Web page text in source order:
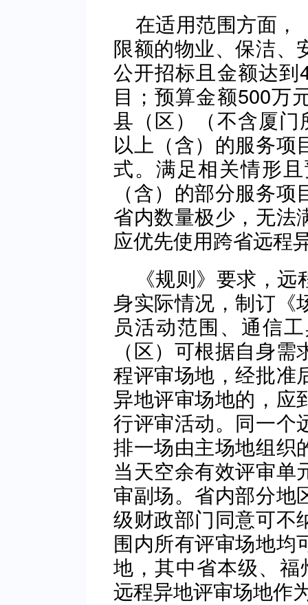
在适用范围方面，
限额的物业、保洁、
公开招标且金额达
目；预算金额500万
县（区）（不含厦
以上（含）的服务项
式。满足相关情形
（含）的部分服务
省内数量极少，无法
应优先使用跨省远程
《规则》要求，
身实际情况，制订《
员活动范围、通信
（区）可根据自身
程评审场地，经批准
异地评审场地的，应
行评审活动。同一个
排一场由主场地组织
当天空余有效评审单
审副场。省内部分地
级财政部门同意可不
围内所有评审场地均
地，其中省本级、
远程异地评审场地作